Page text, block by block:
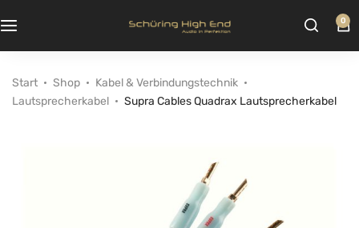
0
Start Shop
Kabel & Verbindungstechnik
Lautsprecherkabel
Supra Cables Quadrax Lautsprecherkabel